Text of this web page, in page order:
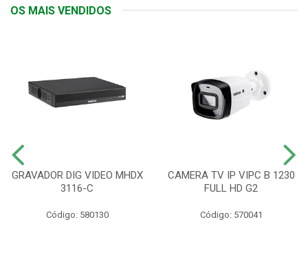
OS MAIS VENDIDOS
GRAVADOR DIG VIDEO MHDX
3116-C
Código: 580130
CAMERA TV IP VIPC B 1230
FULL HD G2
Código: 570041